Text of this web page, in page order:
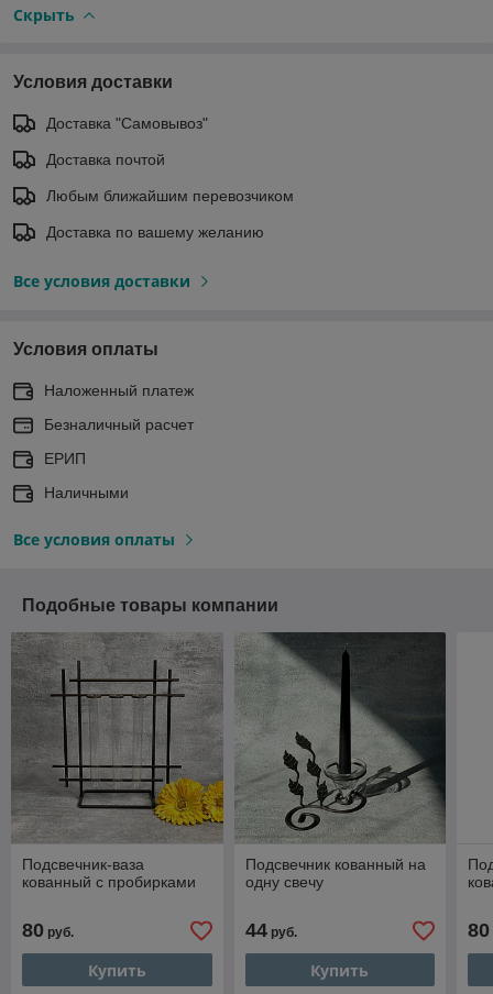
Скрыть
Условия доставки
Доставка "Самовывоз"
Доставка почтой
Любым ближайшим перевозчиком
Доставка по вашему желанию
Все условия доставки
Условия оплаты
Наложенный платеж
Безналичный расчет
ЕРИП
Наличными
Все условия оплаты
Подобные товары компании
Подсвечник-ваза
кованный с пробирками
80 руб.
Купить
Подсвечник кованный на
одну свечу
44руб.
Купить
80